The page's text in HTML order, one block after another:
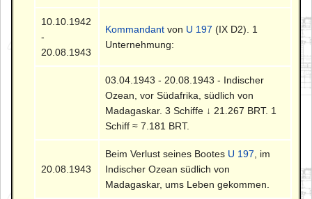
10.10.1942
-
20.08.1943
Kommandant von U 197 (IX D2). 1
Unternehmung:
03.04.1943 - 20.08.1943 - Indischer
Ozean, vor Südafrika, südlich von
Madagaskar. 3 Schiffe ↓ 21.267 BRT. 1
Schiff ≈ 7.181 BRT.
20.08.1943
Beim Verlust seines Bootes U 197 , im
Indischer Ozean südlich von
Madagaskar, ums Leben gekommen.